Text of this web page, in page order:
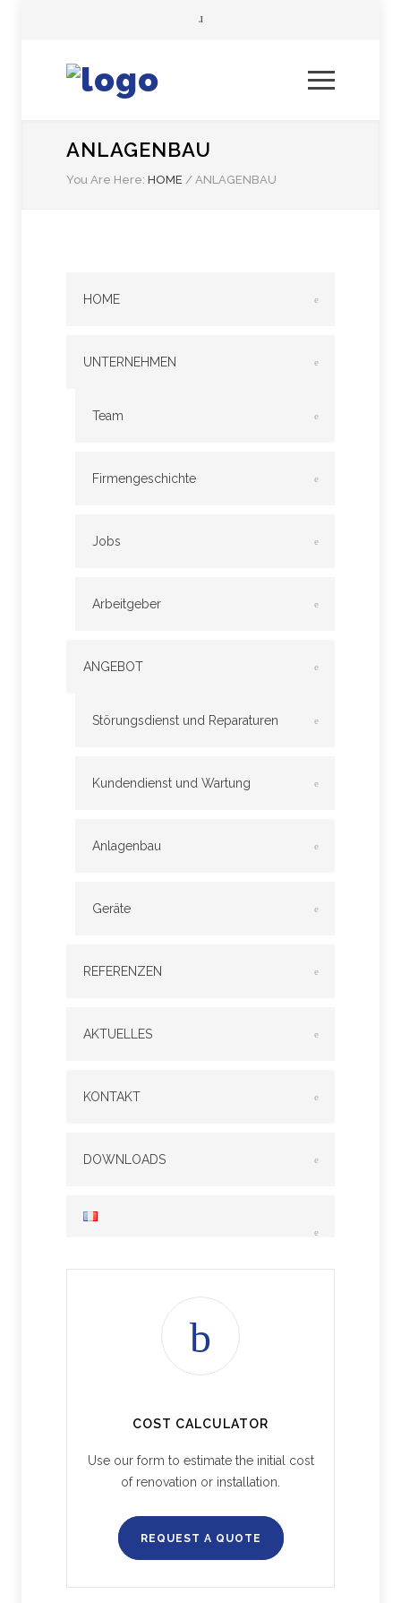
ANLAGENBAU
You Are Here: HOME / ANLAGENBAU
HOME
UNTERNEHMEN
Team
Firmengeschichte
Jobs
Arbeitgeber
ANGEBOT
Störungsdienst und Reparaturen
Kundendienst und Wartung
Anlagenbau
Geräte
REFERENZEN
AKTUELLES
KONTAKT
DOWNLOADS
COST CALCULATOR
Use our form to estimate the initial cost
of renovation or installation.
REQUEST A QUOTE